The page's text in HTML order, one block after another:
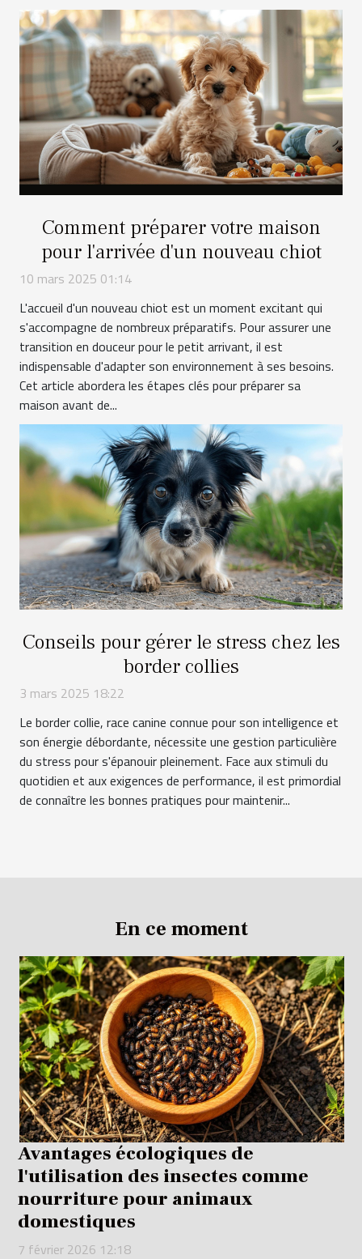
Comment préparer votre maison
pour l'arrivée d'un nouveau chiot
10 mars 2025 01:14
L'accueil d'un nouveau chiot est un moment excitant qui
s'accompagne de nombreux préparatifs. Pour assurer une
transition en douceur pour le petit arrivant, il est
indispensable d'adapter son environnement à ses besoins.
Cet article abordera les étapes clés pour préparer sa
maison avant de...
Conseils pour gérer le stress chez les
border collies
3 mars 2025 18:22
Le border collie, race canine connue pour son intelligence et
son énergie débordante, nécessite une gestion particulière
du stress pour s'épanouir pleinement. Face aux stimuli du
quotidien et aux exigences de performance, il est primordial
de connaître les bonnes pratiques pour maintenir...
En ce moment
Avantages écologiques de
l'utilisation des insectes comme
nourriture pour animaux
domestiques
7 février 2026 12:18